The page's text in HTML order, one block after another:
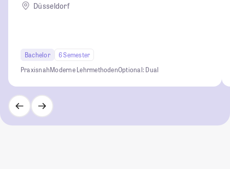
Düsseldorf
Bachelor
6 Semester
PraxisnahModerne LehrmethodenOptional: Dual